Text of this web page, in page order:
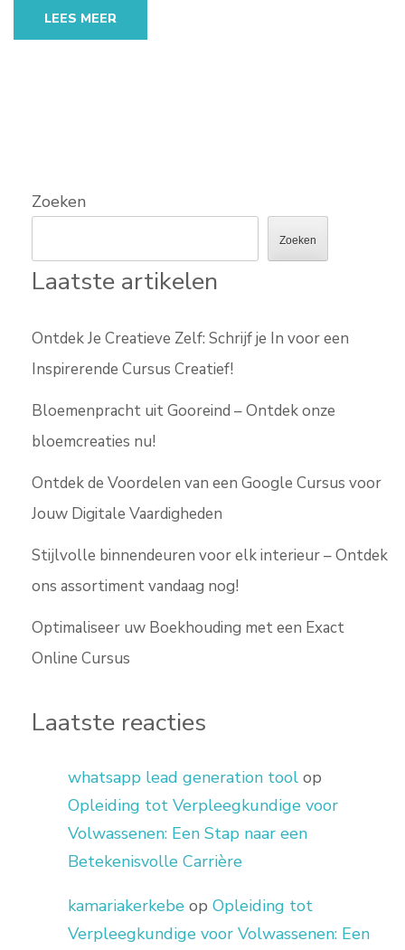
LEES MEER
Zoeken
Zoeken
Laatste artikelen
Ontdek Je Creatieve Zelf: Schrijf je In voor een
Inspirerende Cursus Creatief!
Bloemenpracht uit Gooreind – Ontdek onze
bloemcreaties nu!
Ontdek de Voordelen van een Google Cursus voor
Jouw Digitale Vaardigheden
Stijlvolle binnendeuren voor elk interieur – Ontdek
ons assortiment vandaag nog!
Optimaliseer uw Boekhouding met een Exact
Online Cursus
Laatste reacties
whatsapp lead generation tool op
Opleiding tot Verpleegkundige voor
Volwassenen: Een Stap naar een
Betekenisvolle Carrière
kamariakerkebe op Opleiding tot
Verpleegkundige voor Volwassenen: Een